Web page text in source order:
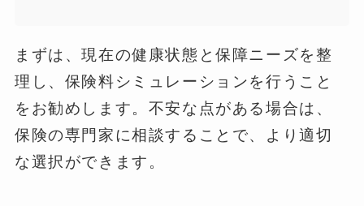
まずは、現在の健康状態と保障ニーズを整
理し、保険料シミュレーションを行うこと
をお勧めします。不安な点がある場合は、
保険の専門家に相談することで、より適切
な選択ができます。